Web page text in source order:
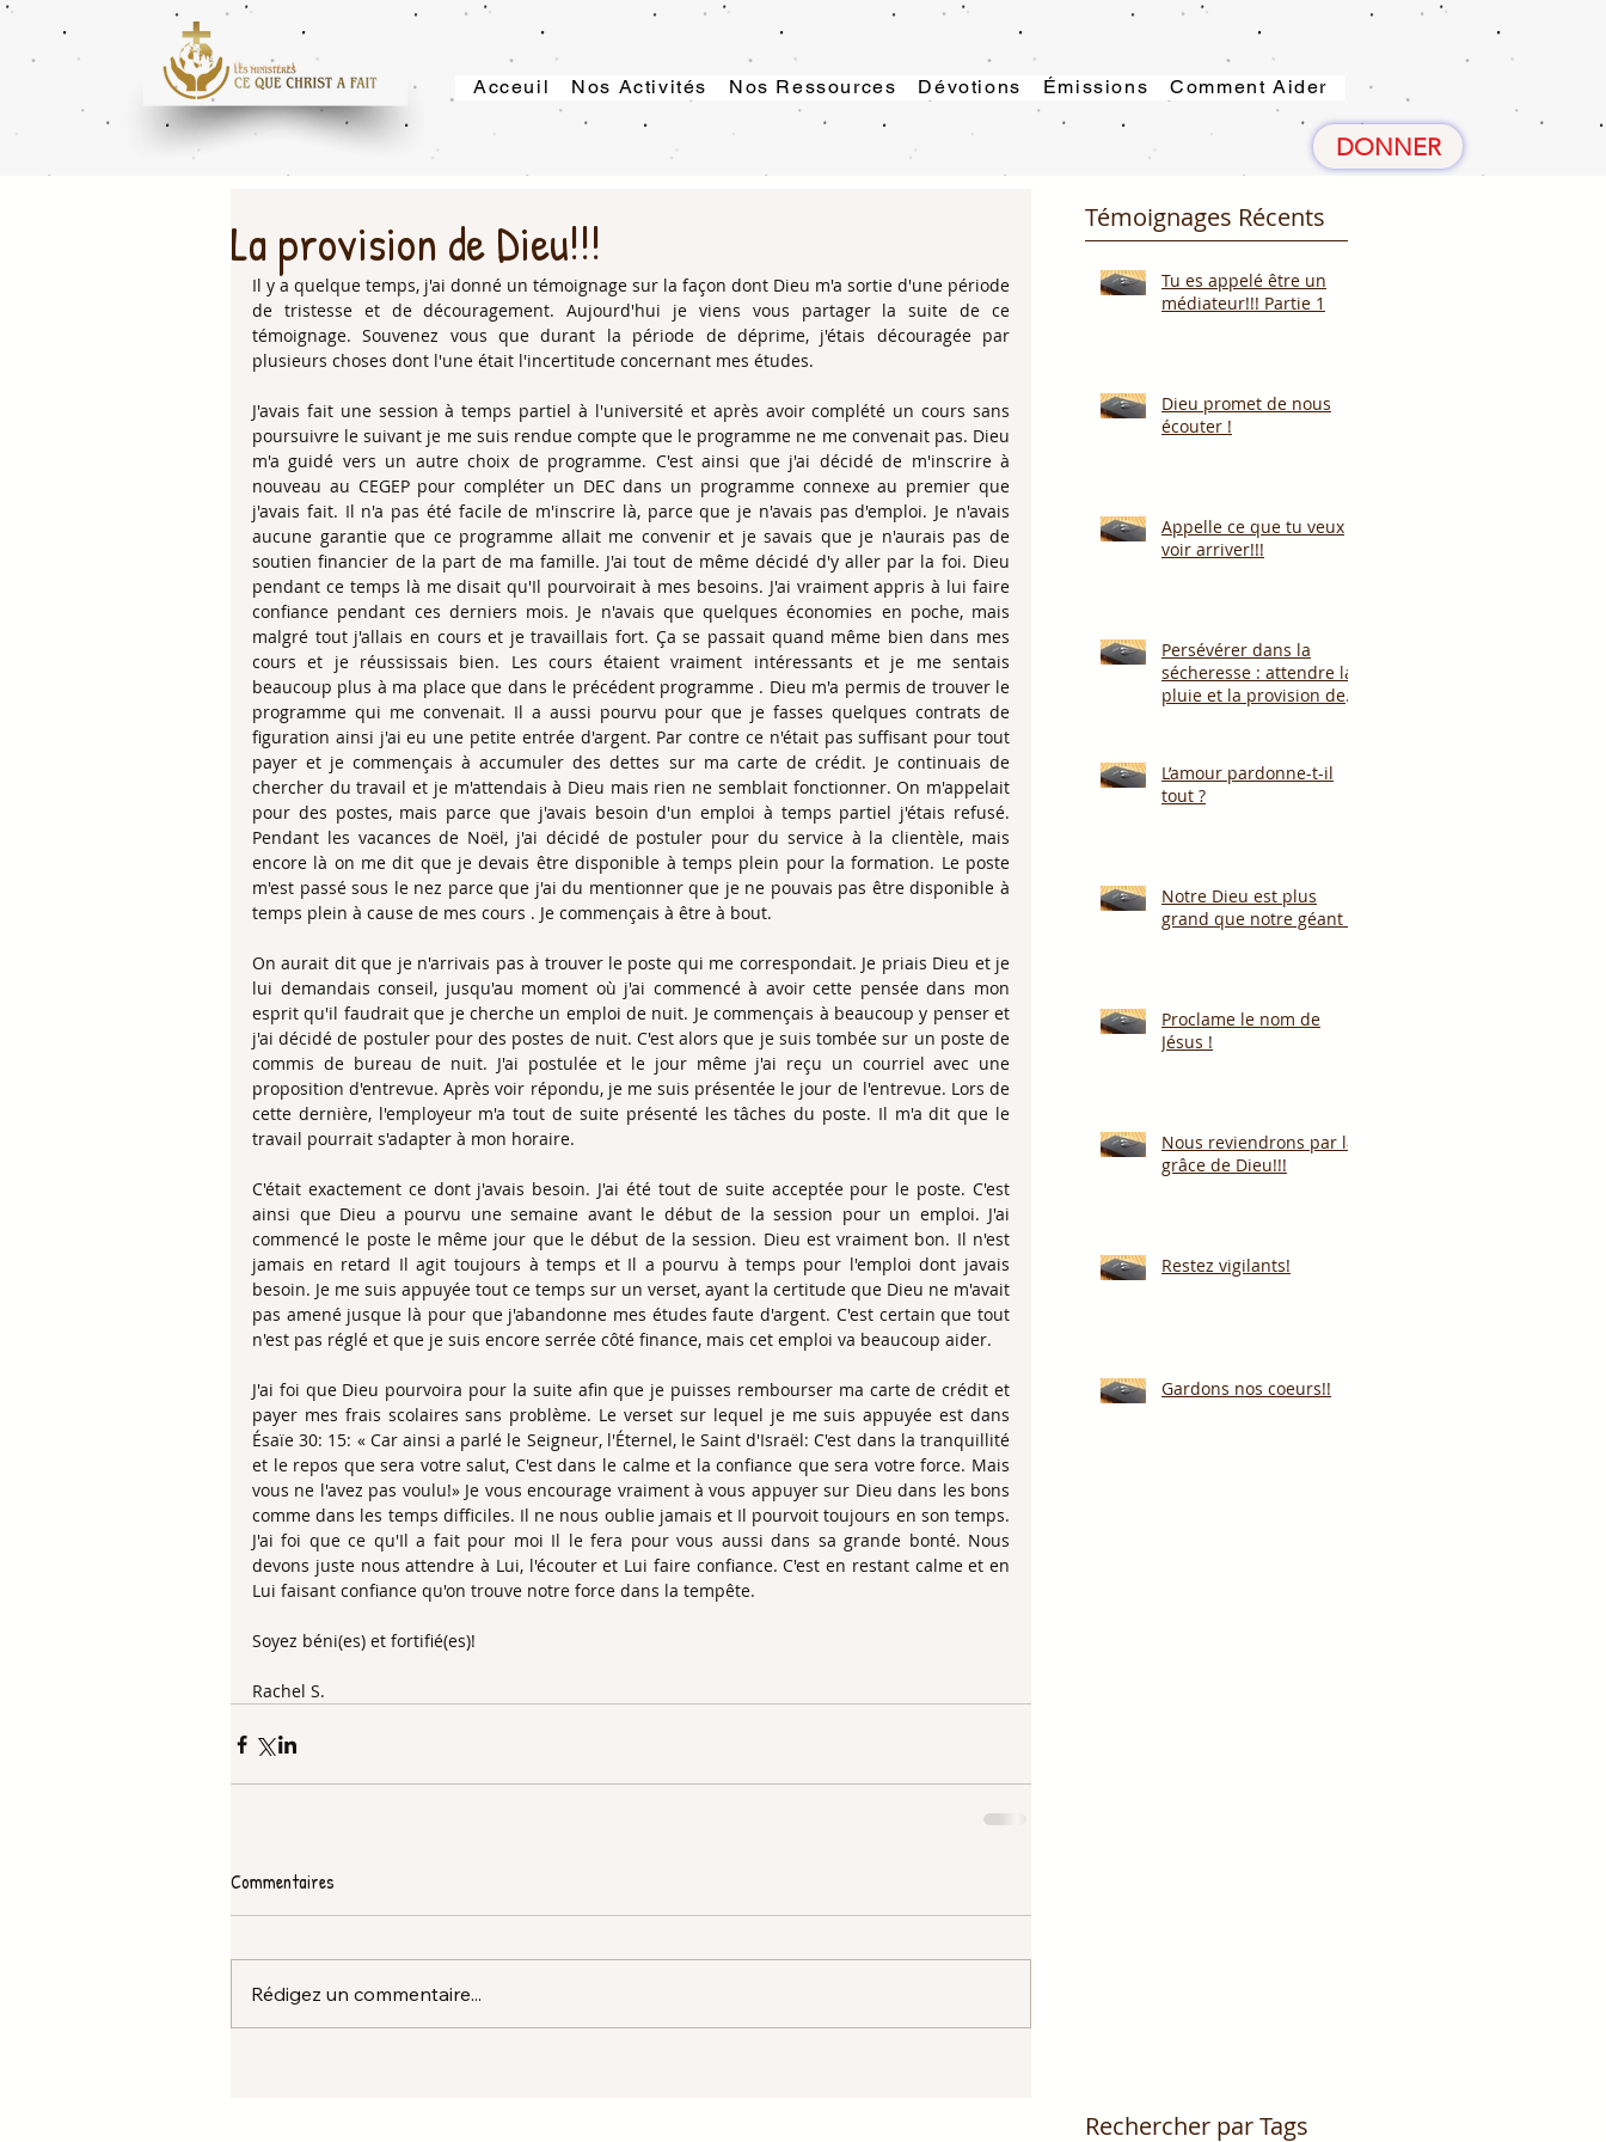
Acceuil Nos Activités Nos Ressources Dévotions Émissions Comment Aider
DONNER
La provision de Dieu!!!
Il y a quelque temps, j'ai donné un témoignage sur la façon dont Dieu m'a sortie d'une période
de tristesse et de découragement. Aujourd'hui je viens vous partager la suite de ce
témoignage. Souvenez vous que durant la période de déprime, j'étais découragée par
plusieurs choses dont l'une était l'incertitude concernant mes études.
J'avais fait une session à temps partiel à l'université et après avoir complété un cours sans
poursuivre le suivant je me suis rendue compte que le programme ne me convenait pas. Dieu
m'a guidé vers un autre choix de programme. C'est ainsi que j'ai décidé de m'inscrire à
nouveau au CEGEP pour compléter un DEC dans un programme connexe au premier que
j'avais fait. Il n'a pas été facile de m'inscrire là, parce que je n'avais pas d'emploi. Je n'avais
aucune garantie que ce programme allait me convenir et je savais que je n'aurais pas de
soutien financier de la part de ma famille. J'ai tout de même décidé d'y aller par la foi. Dieu
pendant ce temps là me disait qu'Il pourvoirait à mes besoins. J'ai vraiment appris à lui faire
confiance pendant ces derniers mois. Je n'avais que quelques économies en poche, mais
malgré tout j'allais en cours et je travaillais fort. Ça se passait quand même bien dans mes
cours et je réussissais bien. Les cours étaient vraiment intéressants et je me sentais
beaucoup plus à ma place que dans le précédent programme . Dieu m'a permis de trouver le
programme qui me convenait. Il a aussi pourvu pour que je fasses quelques contrats de
figuration ainsi j'ai eu une petite entrée d'argent. Par contre ce n'était pas suffisant pour tout
payer et je commençais à accumuler des dettes sur ma carte de crédit. Je continuais de
chercher du travail et je m'attendais à Dieu mais rien ne semblait fonctionner. On m'appelait
pour des postes, mais parce que j'avais besoin d'un emploi à temps partiel j'étais refusé.
Pendant les vacances de Noël, j'ai décidé de postuler pour du service à la clientèle, mais
encore là on me dit que je devais être disponible à temps plein pour la formation. Le poste
m'est passé sous le nez parce que j'ai du mentionner que je ne pouvais pas être disponible à
temps plein à cause de mes cours . Je commençais à être à bout.
On aurait dit que je n'arrivais pas à trouver le poste qui me correspondait. Je priais Dieu et je
lui demandais conseil, jusqu'au moment où j'ai commencé à avoir cette pensée dans mon
esprit qu'il faudrait que je cherche un emploi de nuit. Je commençais à beaucoup y penser et
j'ai décidé de postuler pour des postes de nuit. C'est alors que je suis tombée sur un poste de
commis de bureau de nuit. J'ai postulée et le jour même j'ai reçu un courriel avec une
proposition d'entrevue. Après voir répondu, je me suis présentée le jour de l'entrevue. Lors de
cette dernière, l'employeur m'a tout de suite présenté les tâches du poste. Il m'a dit que le
travail pourrait s'adapter à mon horaire.
C'était exactement ce dont j'avais besoin. J'ai été tout de suite acceptée pour le poste. C'est
ainsi que Dieu a pourvu une semaine avant le début de la session pour un emploi. J'ai
commencé le poste le même jour que le début de la session. Dieu est vraiment bon. Il n'est
jamais en retard Il agit toujours à temps et Il a pourvu à temps pour l'emploi dont javais
besoin. Je me suis appuyée tout ce temps sur un verset, ayant la certitude que Dieu ne m'avait
pas amené jusque là pour que j'abandonne mes études faute d'argent. C'est certain que tout
n'est pas réglé et que je suis encore serrée côté finance, mais cet emploi va beaucoup aider.
J'ai foi que Dieu pourvoira pour la suite afin que je puisses rembourser ma carte de crédit et
payer mes frais scolaires sans problème. Le verset sur lequel je me suis appuyée est dans
Ésaïe 30: 15: « Car ainsi a parlé le Seigneur, l'Éternel, le Saint d'Israël: C'est dans la tranquillité
et le repos que sera votre salut, C'est dans le calme et la confiance que sera votre force. Mais
vous ne l'avez pas voulu!» Je vous encourage vraiment à vous appuyer sur Dieu dans les bons
comme dans les temps difficiles. Il ne nous oublie jamais et Il pourvoit toujours en son temps.
J'ai foi que ce qu'Il a fait pour moi Il le fera pour vous aussi dans sa grande bonté. Nous
devons juste nous attendre à Lui, l'écouter et Lui faire confiance. C'est en restant calme et en
Lui faisant confiance qu'on trouve notre force dans la tempête.
Soyez béni(es) et fortifié(es)!
Rachel S.
Commentaires
Rédigez un commentaire...
Témoignages Récents
Tu es appelé être un
médiateur!!! Partie 1
Dieu promet de nous
écouter !
Appelle ce que tu veux
voir arriver!!!
Persévérer dans la
sécheresse : attendre la
pluie et la provision de
L’amour pardonne-t-il
tout ?
Notre Dieu est plus
grand que notre géant !
Proclame le nom de
Jésus !
Nous reviendrons par la
grâce de Dieu!!!
Restez vigilants!
Gardons nos coeurs!!
Rechercher par Tags